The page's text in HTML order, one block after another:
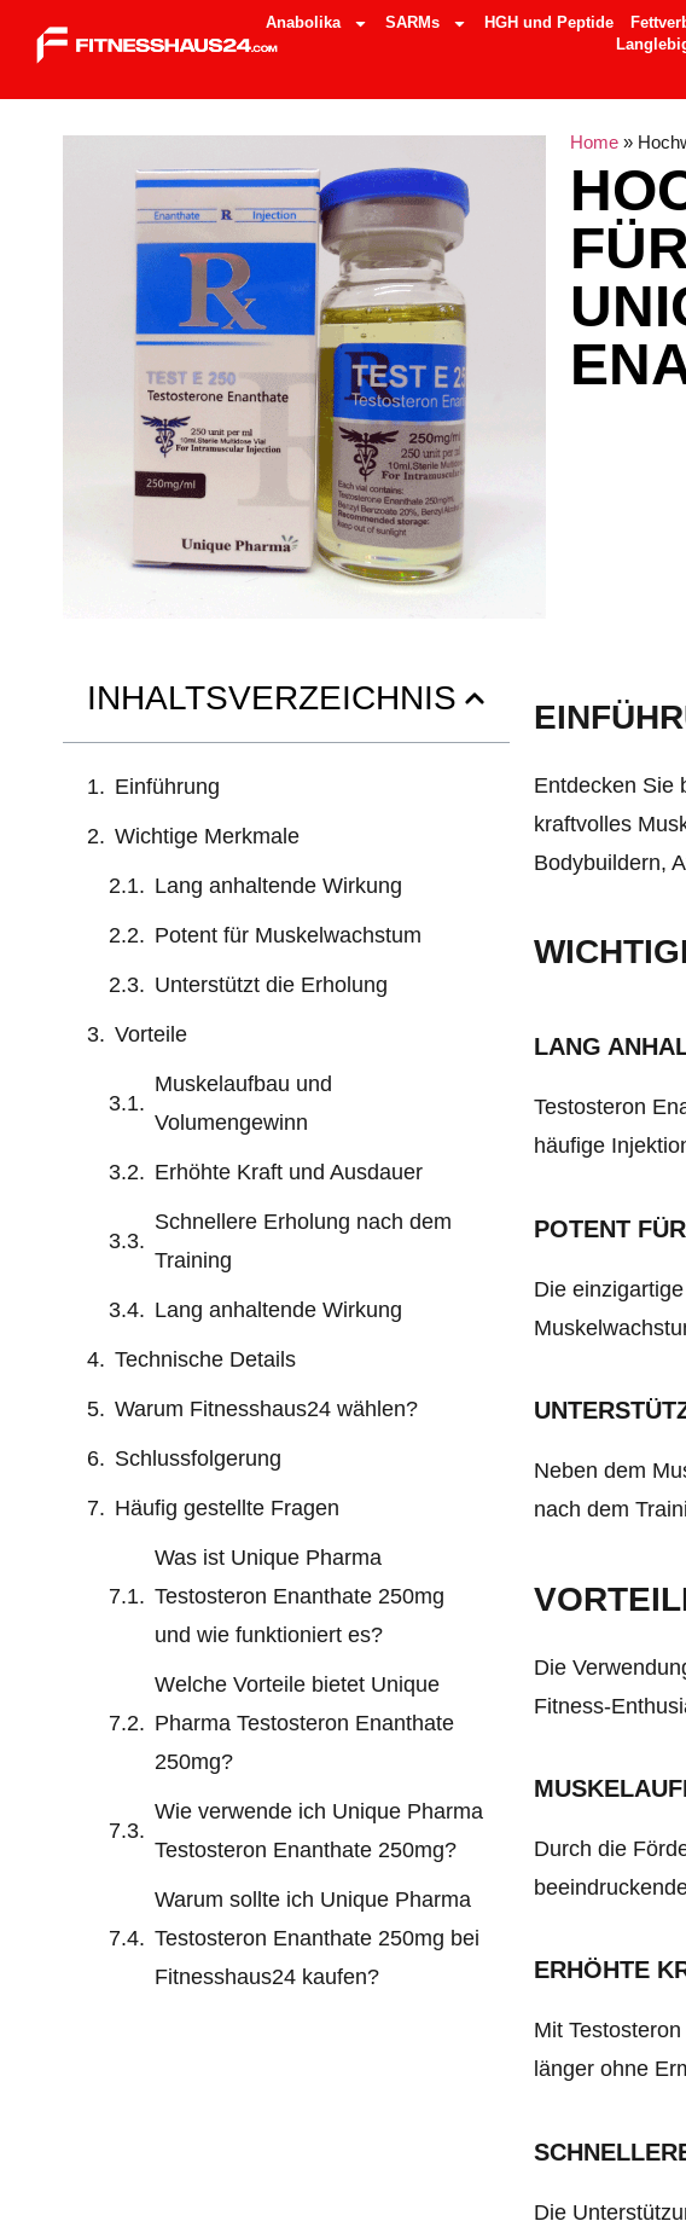
Anabolika SARMs HGH und Peptide
Home»
INHALTSVERZEICHNIS
Einführung
Wichtige Merkmale
Lang anhaltende Wirkung
Potent für Muskelwachstum
Unterstützt die Erholung
Vorteile
Muskelaufbau und
Volumengewinn
Erhöhte Kraft und Ausdauer
Schnellere Erholung nach dem
Training
Lang anhaltende Wirkung
Technische Details
Warum Fitnesshaus24 wählen?
Schlussfolgerung
Häufig gestellte Fragen
Was ist Unique Pharma
Testosteron Enanthate 250mg
und wie funktioniert es?
Welche Vorteile bietet Unique
Pharma Testosteron Enanthate
250mg?
Wie verwende ich Unique Pharma
Testosteron Enanthate 250mg?
Warum sollte ich Unique Pharma
Testosteron Enanthate 250mg bei
Fitnesshaus24 kaufen?
Entdecken Sie
kraftvolles
Bodybuildern,
LANG
Testosteron
häufige
POTENT
Die
Neben dem
nach dem
Die
Fitness-
Durch die
ERHÖHTE
Mit
länger ohne
Die